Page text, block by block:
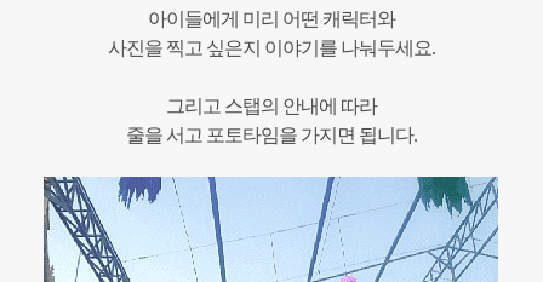
아이들에게 미리 어떤 캐릭터와
사진을 찍고 싶은지 이야기를 나눠두세요.
그리고 스탭의 안내에 따라
줄을 서고 포토타임을 가지면 됩니다.